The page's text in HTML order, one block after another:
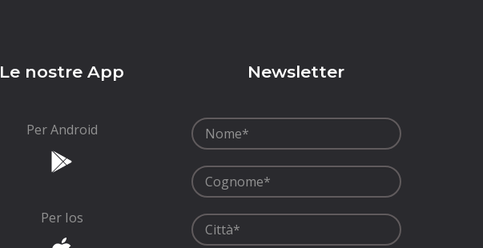
Le nostre App
Per Android
Per Ios
Newsletter